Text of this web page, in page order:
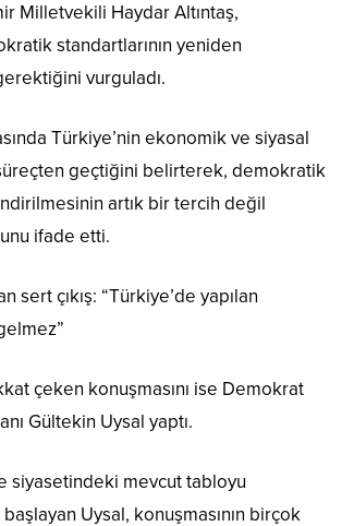
Milletvekili Haydar Altıntaş,
standartlarının yeniden
vurguladı.
Türkiye’nin ekonomik ve siyasal
geçtiğini belirterek, demokratik
artık bir tercih değil
ifade etti.
sert çıkış: “Türkiye’de yapılan
çeken konuşmasını ise Demokrat
Gültekin Uysal yaptı.
siyasetindeki mevcut tabloyu
Uysal, konuşmasının birçok